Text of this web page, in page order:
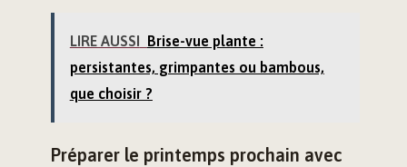
LIRE AUSSI Brise-vue plante :
persistantes, grimpantes ou bambous,
que choisir ?
Préparer le printemps prochain avec